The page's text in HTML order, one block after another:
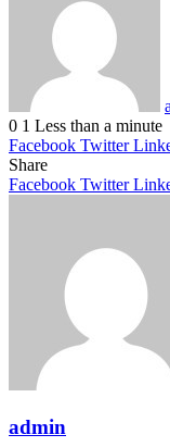
0 1 Less than a minute
Facebook Twitter
Share
Facebook Twitter
admin